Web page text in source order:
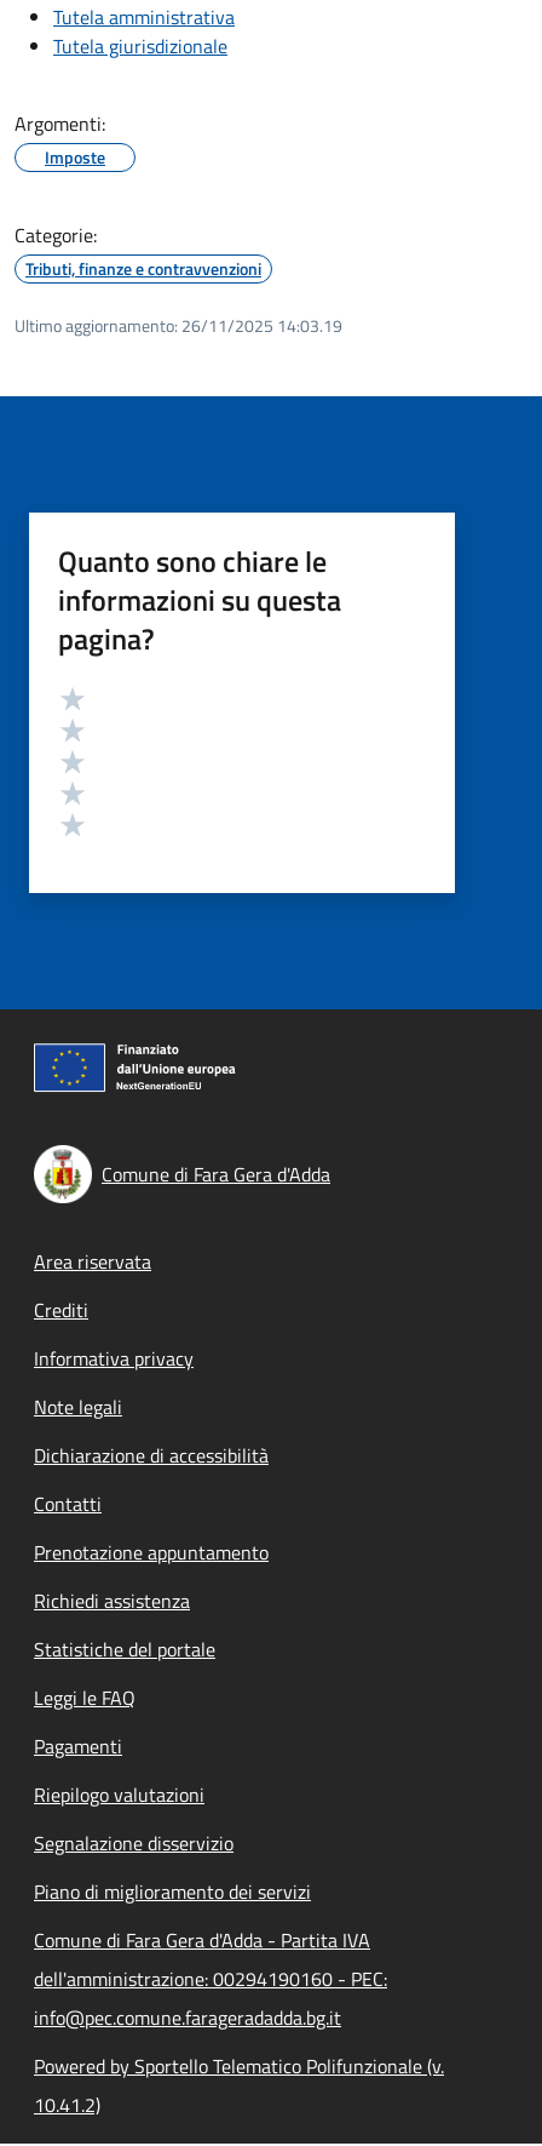
Tutela amministrativa
Tutela giurisdizionale
Argomenti:
Imposte
Categorie:
Tributi, finanze e contravvenzioni
Ultimo aggiornamento: 26/11/2025 14:03.19
Quanto sono chiare le
informazioni su questa
pagina?
Valutazione
Comune di Fara Gera d'Adda
Footer menu
Area riservata
Crediti
Informativa privacy
Note legali
Dichiarazione di accessibilità
Contatti
Prenotazione appuntamento
Richiedi assistenza
Statistiche del portale
Leggi le FAQ
Pagamenti
Riepilogo valutazioni
Segnalazione disservizio
Piano di miglioramento dei servizi
Comune di Fara Gera d'Adda - Partita IVA
dell'amministrazione: 00294190160 - PEC:
info@pec.comune.farageradadda.bg.it
Powered by Sportello Telematico Polifunzionale (v.
10.41.2)